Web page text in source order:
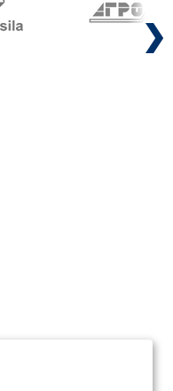
Next